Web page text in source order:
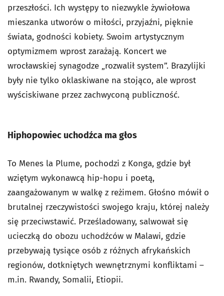
przeszłości. Ich występy to niezwykle żywiołowa
mieszanka utworów o miłości, przyjaźni, pięknie
świata, godności kobiety. Swoim artystycznym
optymizmem wprost zarażają. Koncert we
wrocławskiej synagodze „rozwalił system”. Brazylijki
były nie tylko oklaskiwane na stojąco, ale wprost
wyściskiwane przez zachwyconą publiczność.
Hiphopowiec uchodźca ma głos
To Menes la Plume, pochodzi z Konga, gdzie był
wziętym wykonawcą hip-hopu i poetą,
zaangażowanym w walkę z reżimem. Głośno mówił o
brutalnej rzeczywistości swojego kraju, której należy
się przeciwstawić. Prześladowany, salwował się
ucieczką do obozu uchodźców w Malawi, gdzie
przebywają tysiące osób z różnych afrykańskich
regionów, dotkniętych wewnętrznymi konfliktami –
m.in. Rwandy, Somalii, Etiopii.